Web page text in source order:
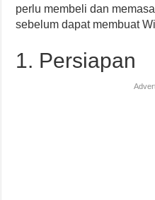
perlu membeli dan
sebelum dapat membuat
1. Persiapan